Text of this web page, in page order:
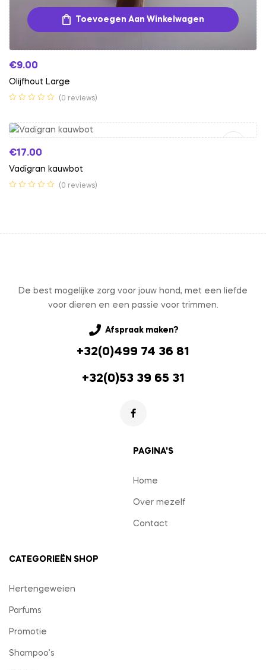
Toevoegen Aan Winkelwagen
€9.00
Olijfhout Large
(0 reviews)
€17.00
Vadigran kauwbot
(0 reviews)
De best mogelijke zorg voor jouw hond, met een liefde
voor dieren en een passie voor trimmen.
Afspraak maken?
+32(0)499 74 36 81
+32(0)53 39 65 31
PAGINA'S
Home
Over mezelf
Contact
CATEGORIEËN SHOP
Hertengeweien
Parfums
Promotie
Shampoo’s